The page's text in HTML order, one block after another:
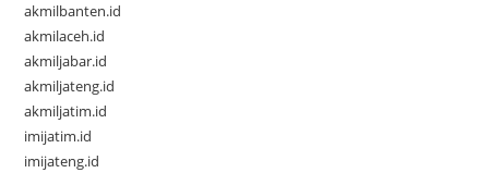
akmilbanten.id
akmilaceh.id
akmiljabar.id
akmiljateng.id
akmiljatim.id
imijatim.id
imijateng.id